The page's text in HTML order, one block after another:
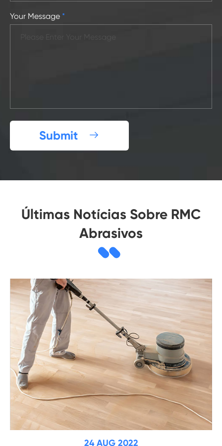
Your Message *
Submit 
Últimas Notícias Sobre RMC
Abrasivos
24 AUG 2022